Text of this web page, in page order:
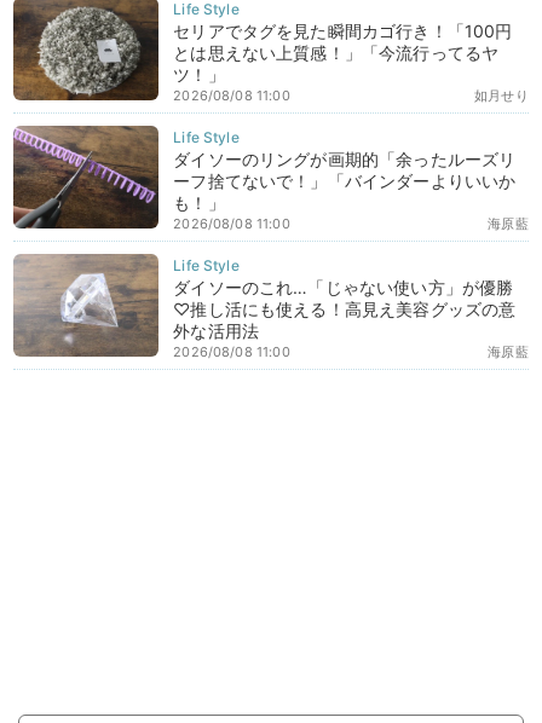
セリアでタグを見た瞬間カゴ行き！「100円
とは思えない上質感！」「今流行ってるヤ
ツ！」
如月せり
2026/08/08 11:00
ダイソーのリングが画期的「余ったルーズリ
ーフ捨てないで！」「バインダーよりいいか
も！」
海原藍
2026/08/08 11:00
ダイソーのこれ…「じゃない使い方」が優勝
♡推し活にも使える！高見え美容グッズの意
外な活用法
海原藍
2026/08/08 11:00